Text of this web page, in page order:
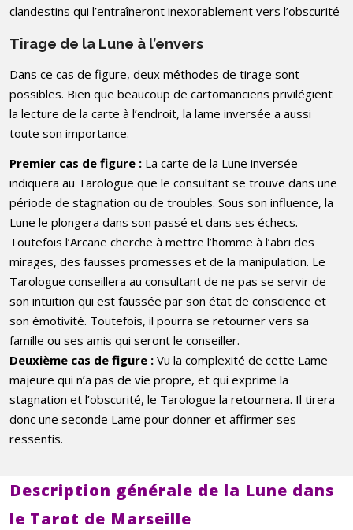
clandestins qui l’entraîneront inexorablement vers l’obscurité
Tirage de la Lune à l’envers
Dans ce cas de figure, deux méthodes de tirage sont
possibles. Bien que beaucoup de cartomanciens privilégient
la lecture de la carte à l’endroit, la lame inversée a aussi
toute son importance.
Premier cas de figure : La carte de la Lune inversée
indiquera au Tarologue que le consultant se trouve dans une
période de stagnation ou de troubles. Sous son influence, la
Lune le plongera dans son passé et dans ses échecs.
Toutefois l’Arcane cherche à mettre l’homme à l’abri des
mirages, des fausses promesses et de la manipulation. Le
Tarologue conseillera au consultant de ne pas se servir de
son intuition qui est faussée par son état de conscience et
son émotivité. Toutefois, il pourra se retourner vers sa
famille ou ses amis qui seront le conseiller.
Deuxième cas de figure : Vu la complexité de cette Lame
majeure qui n’a pas de vie propre, et qui exprime la
stagnation et l’obscurité, le Tarologue la retournera. Il tirera
donc une seconde Lame pour donner et affirmer ses
ressentis.
Description générale de la Lune dans
le Tarot de Marseille